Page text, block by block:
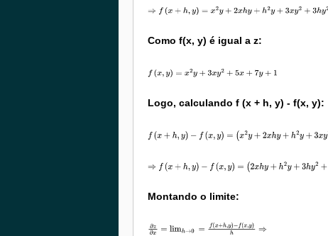
⇒f x+ h,y)= x2y+2 xh y+h2y+ 3xy2+ 3h y2+5x+5h+7 y+ 1
Como f(x, y) é igual a z:
f( x,y)=x2 y+ 3xy2 +5 x+7y+1
Logo, calculando f (x + h, y) - f(x, y):
f( x+h ,y) −f( x,y )=( x2y+2xh y+ h2y +3 xy 2+3hy2+ 5x +5h+7y+
⇒f( x+ h,y)− f(x,y)= (2 xh y+h 2y +3 hy2+5h )
Montando o limite:
∂z∂ x=limh→0= x+ h,y)−f(x,y)h⇒